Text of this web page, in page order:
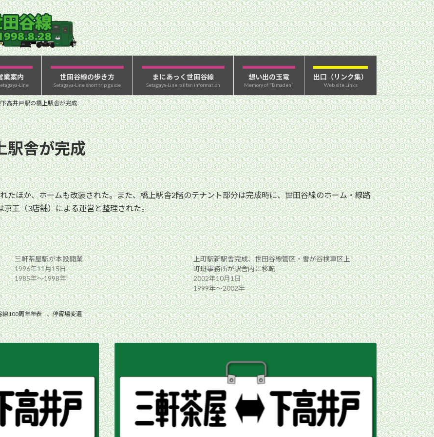
業案内
Line
世田谷線の歩き方
Setagaya-Line short trip guide
まにあっく世田谷線
Setagaya-Line railfan information
想い出の玉電
Memory of “Tamaden”
出口（リンク集）
Web site Links
高井戸駅の橋上駅舎が完成
駅舎が完成
たほか、ホームも改装された。また、橋上駅舎2階のテナント部分は完成時に、世田谷線のホーム・線路
王（3店舗）による運営と整理された。
三軒茶屋駅が本設開業
1996年11月15日
1985年〜1998年
上町駅新駅舎完成、世田谷線管区・雪が谷検車区上
町班事務所が駅舎内に移転
2002年10月1日
1999年〜2002年
線100周年年表 、停留場変遷